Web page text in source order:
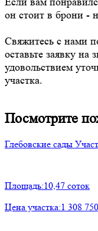
он стоит в брони -
Свяжитесь с нами
оставьте заявку
удовольствием
участка.
Посмотрите
Глебовские сады
Площадь:10,47 соток
Цена участка:1 308